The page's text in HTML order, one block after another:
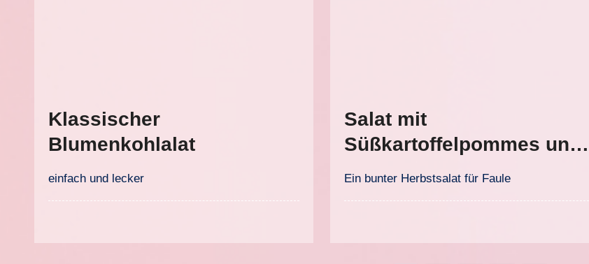
Klassischer
Blumenkohlalat
einfach und lecker
Salat mit
Süßkartoffelpommes und
süßem Senfdressing
Ein bunter Herbstsalat für Faule